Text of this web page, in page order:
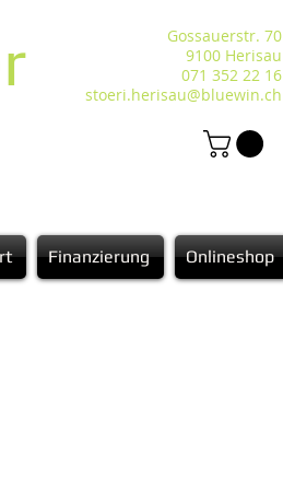
Gossauerstr. 70
9100 Herisau
071 352 22 16
stoeri.herisau@bluewin.ch
Finanzierung Onlineshop